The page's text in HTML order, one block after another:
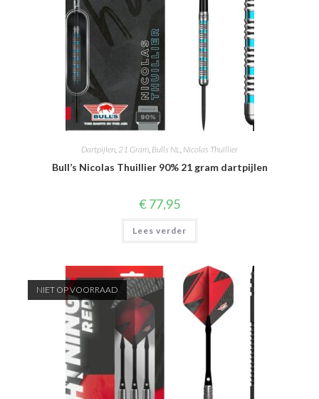
Dartpijlen 21 Gram Bulls NL Nicolas Thuillier
Bull’s Nicolas Thuillier 90% 21 gram dartpijlen
€77,95
Lees verder
NIET OP VOORRAAD